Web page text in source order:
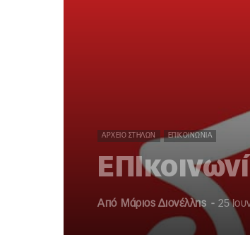
ΑΡΧΕΊΟ ΣΤΗΛΏΝ ΕΠΙΚΟΙΝΩΝΊΑ
Από Μάριος Διονέλλης - 25